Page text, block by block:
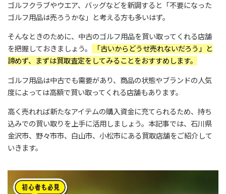
ゴルフクラブやウエア、バッグなどを新調すると「不要になった
ゴルフ用品は売ろうかな」と考える方も多いはず。
そんなときのために、中古のゴルフ用品を買い取ってくれる店舗
を把握しておきましょう。
「古いからどうせ売れないだろう」と
諦めず、まずは買取査定をしてみることをおすすめします。
ゴルフ用品は中古でも需要があり、商品の状態やブランドの人気
度によっては高額で買い取ってくれる店舗もあります。
高く売れれば新たなアイテムの購入資金に充てられるため、持ち
込みでの買い取りを上手に活用しましょう。本記事では、石川県
金沢市、野々市市、白山市、小松市にある買取店舗をご紹介して
いきます。